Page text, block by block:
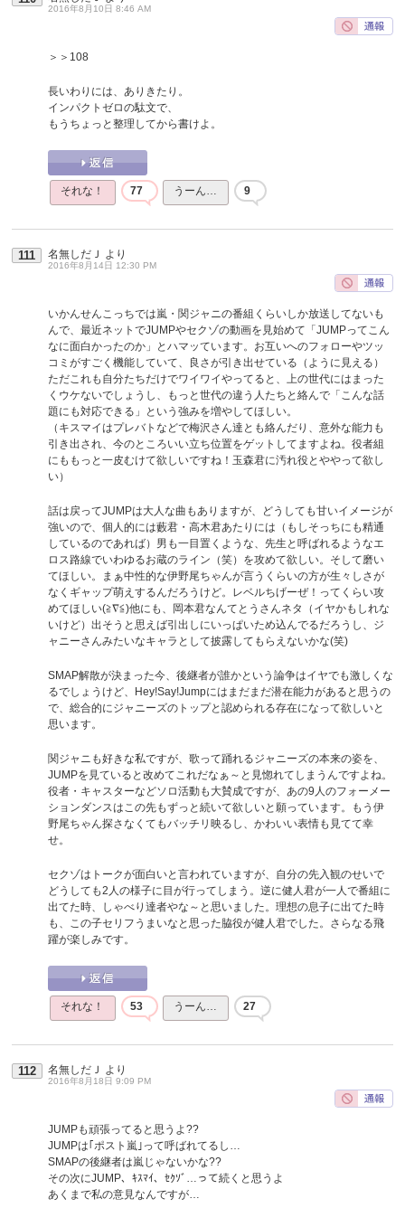
2016年8月10日 8:46 AM
＞＞108
長いわりには、ありきたり。
インパクトゼロの駄文で、
もうちょっと整理してから書けよ。
それな！ 77 うーん… 9
111 名無しだＪ より
2016年8月14日 12:30 PM
いかんせんこっちでは嵐・関ジャニの番組くらいしか放送してないも
んで、最近ネットでJUMPやセクゾの動画を見始めて「JUMPってこん
なに面白かったのか」とハマッています。お互いへのフォローやツッ
コミがすごく機能していて、良さが引き出せている（ように見える）
ただこれも自分たちだけでワイワイやってると、上の世代にはまった
くウケないでしょうし、もっと世代の違う人たちと絡んで「こんな話
題にも対応できる」という強みを増やしてほしい。
（キスマイはプレバトなどで梅沢さん達とも絡んだり、意外な能力も
引き出され、今のところいい立ち位置をゲットしてますよね。役者組
にももっと一皮むけて欲しいですね！玉森君に汚れ役とややって欲し
い）
話は戻ってJUMPは大人な曲もありますが、どうしても甘いイメージが
強いので、個人的には藪君・高木君あたりには（もしそっちにも精通
しているのであれば）男も一目置くような、先生と呼ばれるようなエ
ロス路線でいわゆるお蔵のライン（笑）を攻めて欲しい。そして磨い
てほしい。まぁ中性的な伊野尾ちゃんが言うくらいの方が生々しさが
なくギャップ萌えするんだろうけど。レベルちげーぜ！ってくらい攻
めてほしい(≧∇≦)他にも、岡本君なんてとうさんネタ（イヤかもしれな
いけど）出そうと思えば引出しにいっぱいため込んでるだろうし、ジ
ャニーさんみたいなキャラとして披露してもらえないかな(笑)
SMAP解散が決まった今、後継者が誰かという論争はイヤでも激しくな
るでしょうけど、Hey!Say!Jumpにはまだまだ潜在能力があると思うの
で、総合的にジャニーズのトップと認められる存在になって欲しいと
思います。
関ジャニも好きな私ですが、歌って踊れるジャニーズの本来の姿を、
JUMPを見ていると改めてこれだなぁ～と見惚れてしまうんですよね。
役者・キャスターなどソロ活動も大賛成ですが、あの9人のフォーメー
ションダンスはこの先もずっと続いて欲しいと願っています。もう伊
野尾ちゃん探さなくてもバッチリ映るし、かわいい表情も見てて幸
せ。
セクゾはトークが面白いと言われていますが、自分の先入観のせいで
どうしても2人の様子に目が行ってしまう。逆に健人君が一人で番組に
出てた時、しゃべり達者やな～と思いました。理想の息子に出てた時
も、この子セリフうまいなと思った脇役が健人君でした。さらなる飛
躍が楽しみです。
それな！ 53 うーん… 27
112 名無しだＪ より
2016年8月18日 9:09 PM
JUMPも頑張ってると思うよ??
JUMPは｢ポスト嵐｣って呼ばれてるし…
SMAPの後継者は嵐じゃないかな??
その次にJUMP、ｷｽﾏｲ、ｾｸｿﾞ…って続くと思うよ
あくまで私の意見なんですが…